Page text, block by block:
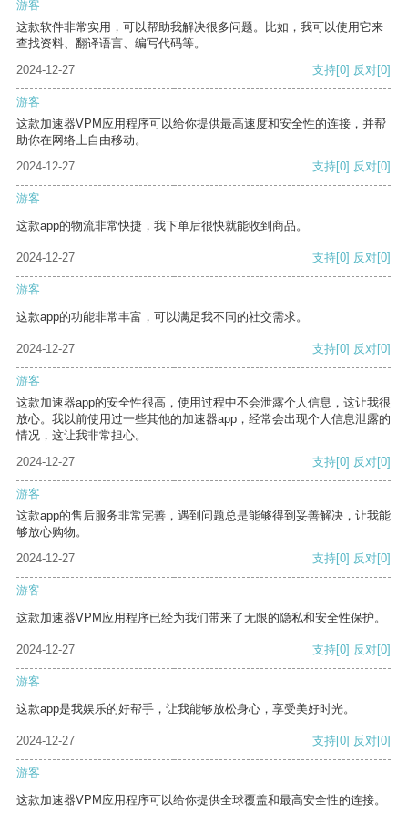
游客
这款软件非常实用，可以帮助我解决很多问题。比如，我可以使用它来
查找资料、翻译语言、编写代码等。
2024-12-27
支持[0] 反对[0]
游客
这款加速器VPM应用程序可以给你提供最高速度和安全性的连接，并帮
助你在网络上自由移动。
2024-12-27
支持[0] 反对[0]
游客
这款app的物流非常快捷，我下单后很快就能收到商品。
2024-12-27 支持[0] 反对[0]
游客
这款app的功能非常丰富，可以满足我不同的社交需求。
2024-12-27 支持[0] 反对[0]
游客
这款加速器app的安全性很高，使用过程中不会泄露个人信息，这让我很
放心。我以前使用过一些其他的加速器app，经常会出现个人信息泄露的
情况，这让我非常担心。
2024-12-27
支持[0] 反对[0]
游客
这款app的售后服务非常完善，遇到问题总是能够得到妥善解决，让我能
够放心购物。
2024-12-27
支持[0] 反对[0]
游客
这款加速器VPM应用程序已经为我们带来了无限的隐私和安全性保护。
2024-12-27 支持[0] 反对[0]
游客
这款app是我娱乐的好帮手，让我能够放松身心，享受美好时光。
2024-12-27 支持[0] 反对[0]
游客
这款加速器VPM应用程序可以给你提供全球覆盖和最高安全性的连接。